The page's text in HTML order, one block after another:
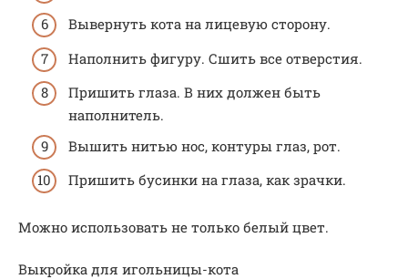
Вывернуть кота на лицевую сторону.
Наполнить фигуру. Сшить все отверстия.
Пришить глаза. В них должен быть
наполнитель.
Вышить нитью нос, контуры глаз, рот.
Пришить бусинки на глаза, как зрачки.
Можно использовать не только белый цвет.
Выкройка для игольницы-кота